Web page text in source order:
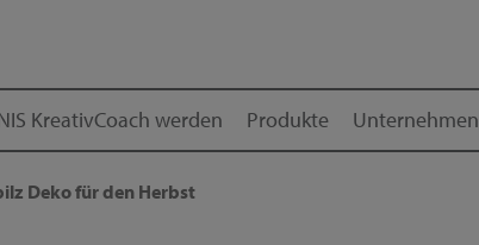
KreativCoach werden Produkte Unternehmen
Deko für den Herbst